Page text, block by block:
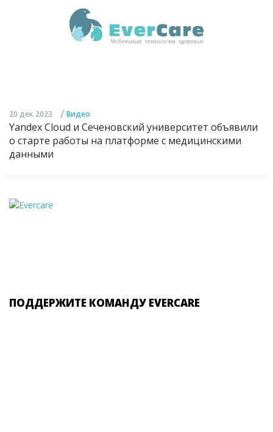
20 дек 2023 / Видео
Yandex Cloud и Сеченовский университет объявили
о старте работы на платформе с медицинскими
данными
ПОДДЕРЖИТЕ КОМАНДУ EVERCARE